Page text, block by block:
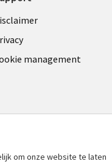
management
om onze website te laten